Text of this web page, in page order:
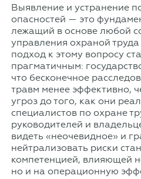
Выявление и устранение
опасностей — это
лежащий в основе любой
управления охраной
подход к этому вопросу
прагматичным:
что бесконечное
травм менее эффективно,
угроз до того, как они
специалистов по охране
руководителей и
видеть «неочевидное» и
нейтрализовать риски
компетенцией, влияющей
но и на операционную